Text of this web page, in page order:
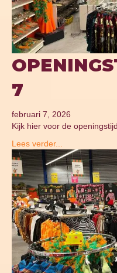
7
februari 7, 2026
Kijk hier voor de
Lees verder...